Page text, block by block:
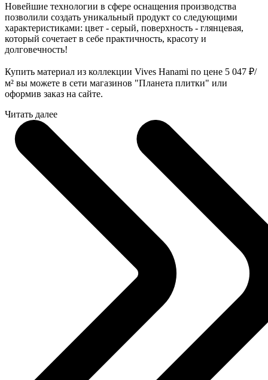
Новейшие технологии в сфере оснащения производства
позволили создать уникальный продукт со следующими
характеристиками: цвет - серый, поверхность - глянцевая,
который сочетает в себе практичность, красоту и
долговечность!
Купить материал из коллекции Vives Hanami по цене 5 047 ₽/
м² вы можете в сети магазинов "Планета плитки" или
оформив заказ на сайте.
Читать далее